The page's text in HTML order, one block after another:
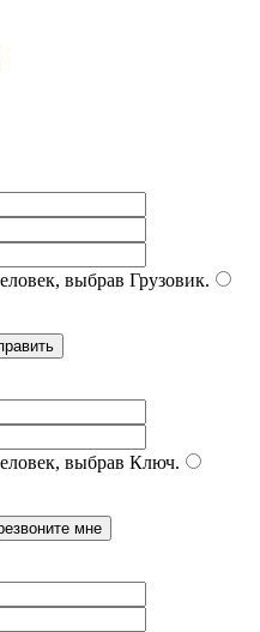
выбрав Грузовик.
выбрав Ключ.